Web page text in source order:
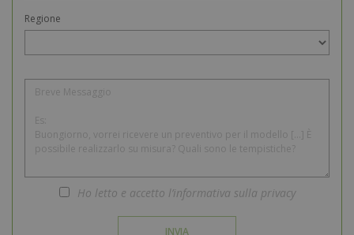
Regione
Ho letto e accetto l’informativa sulla privacy
INVIA